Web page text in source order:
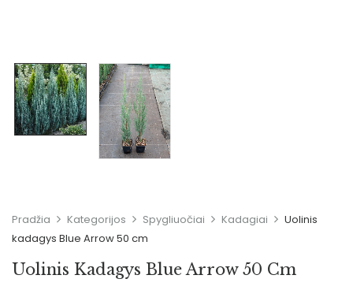
Pradžia Kategorijos Spygliuočiai Kadagiai
Uolinis
kadagys Blue Arrow 50 cm
Uolinis Kadagys Blue Arrow 50 Cm